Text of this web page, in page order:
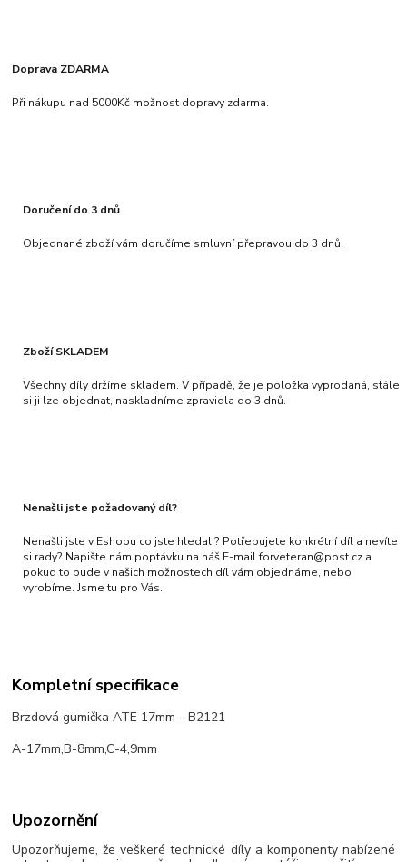
Doprava ZDARMA
Při nákupu nad 5000Kč možnost dopravy zdarma.
Doručení do 3 dnů
Objednané zboží vám doručíme smluvní přepravou do 3 dnů.
Zboží SKLADEM
Všechny díly držíme skladem. V případě, že je položka vyprodaná, stále
si ji lze objednat, naskladníme zpravidla do 3 dnů.
Nenašli jste požadovaný díl?
Nenašli jste v Eshopu co jste hledali? Potřebujete konkrétní díl a nevíte
si rady? Napište nám poptávku na náš E-mail forveteran@post.cz a
pokud to bude v našich možnostech díl vám objednáme, nebo
vyrobíme. Jsme tu pro Vás.
Kompletní specifikace
Brzdová gumička ATE 17mm - B2121
A-17mm,B-8mm,C-4,9mm
Upozornění
Upozorňujeme, že veškeré technické díly a komponenty nabízené